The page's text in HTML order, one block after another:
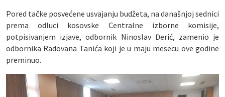
Pored tačke posvećene usvajanju budžeta, na današnjoj sednici
prema odluci kosovske Centralne izborne komisije,
potpisivanjem izjave, odbornik Ninoslav Đerić, zamenio je
odbornika Radovana Tanića koji je u maju mesecu ove godine
preminuo.